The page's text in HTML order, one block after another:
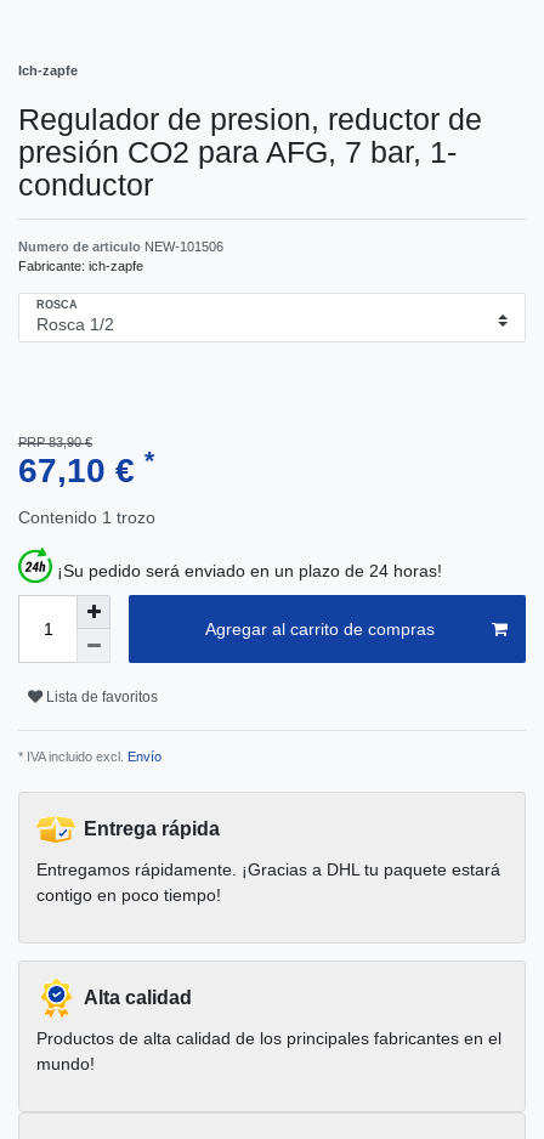
Ich-zapfe
Regulador de presion, reductor de
presión CO2 para AFG, 7 bar, 1-
conductor
Numero de articulo NEW-101506
Fabricante: ich-zapfe
ROSCA
PRP 83,90 €
67,10 € *
Contenido 1 trozo
¡Su pedido será enviado en un plazo de 24 horas!
Agregar al carrito de compras
Lista de favoritos
* IVA incluido excl. Envío
Entrega rápida
Entregamos rápidamente. ¡Gracias a DHL tu paquete estará
contigo en poco tiempo!
Alta calidad
Productos de alta calidad de los principales fabricantes en el
mundo!